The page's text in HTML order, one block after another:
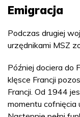
Emigracja
Podczas drugiej
urzędnikami MSZ
Później dociera do
klęsce Francji
Francji. Od 1944
momentu cofnięcia